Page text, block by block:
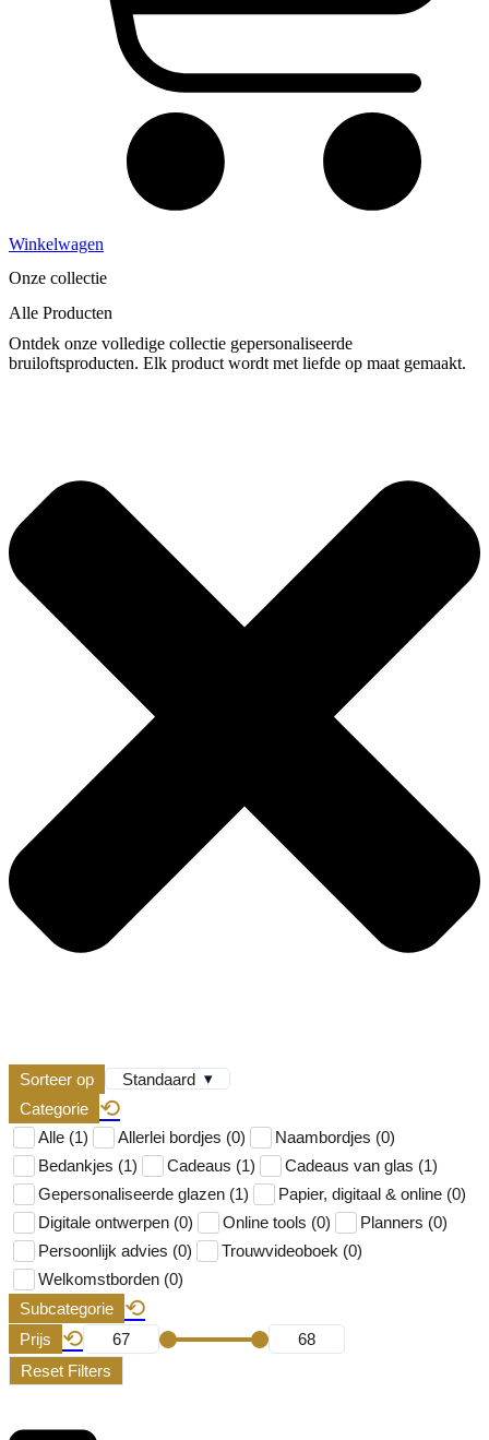
Winkelwagen
Onze collectie
Alle Producten
Ontdek onze volledige collectie gepersonaliseerde
bruiloftsproducten. Elk product wordt met liefde op maat gemaakt.
Sorteer op Standaard ▾
Categorie
⟲
Alle (1) Allerlei bordjes (0)
Naambordjes (0)
Bedankjes (1)
Cadeaus (1)
Cadeaus van glas (1)
Gepersonaliseerde glazen (1)
Papier, digitaal & online (0)
Digitale ontwerpen (0)
Online tools (0)
Planners (0)
Persoonlijk advies (0)
Trouwvideoboek (0)
Welkomstborden (0)
Subcategorie
⟲
Prijs ⟲
Reset Filters